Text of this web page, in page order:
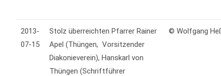
2013-
07-15
Stolz überreichten Pfarrer Rainer
Apel (Thüngen, Vorsitzender
Diakonieverein), Hanskarl von
Thüngen (Schriftführer
© Wolfgang